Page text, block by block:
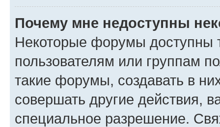
Почему мне недоступны
Некоторые форумы доступны
пользователям или группам
такие форумы, создавать в
совершать другие действия,
специальное разрешение.